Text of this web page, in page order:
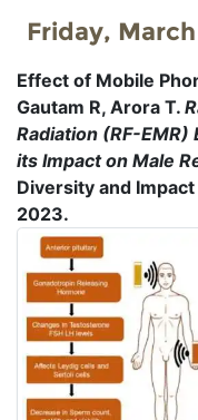
Friday, March
Effect of Mobile
Gautam R, Arora T.
Radiation (RF-
its Impact on Male
Diversity and
2023.